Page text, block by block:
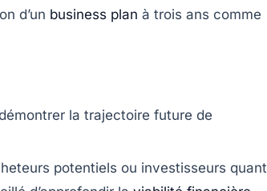
d’un business plan à trois ans comme
la trajectoire future de
potentiels ou investisseurs quant